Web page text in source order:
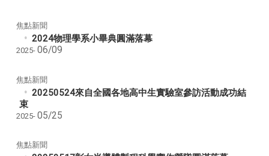
焦點新聞
2024物理學系小畢典圓滿落幕
2025- 06/09
焦點新聞
20250524來自全國各地高中生實驗室參訪活動成功結
束
2025- 05/25
焦點新聞